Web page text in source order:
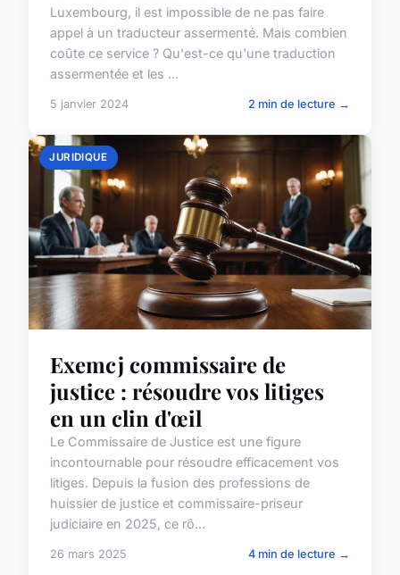
Luxembourg, il est impossible de ne pas faire
appel à un traducteur assermenté. Mais combien
coûte ce service ? Qu'est-ce qu'une traduction
assermentée et les ...
5 janvier 2024 2 min de lecture →
JURIDIQUE
Exemcj commissaire de
justice : résoudre vos litiges
en un clin d'œil
Le Commissaire de Justice est une figure
incontournable pour résoudre efficacement vos
litiges. Depuis la fusion des professions de
huissier de justice et commissaire-priseur
judiciaire en 2025, ce rô...
26 mars 2025 4 min de lecture →